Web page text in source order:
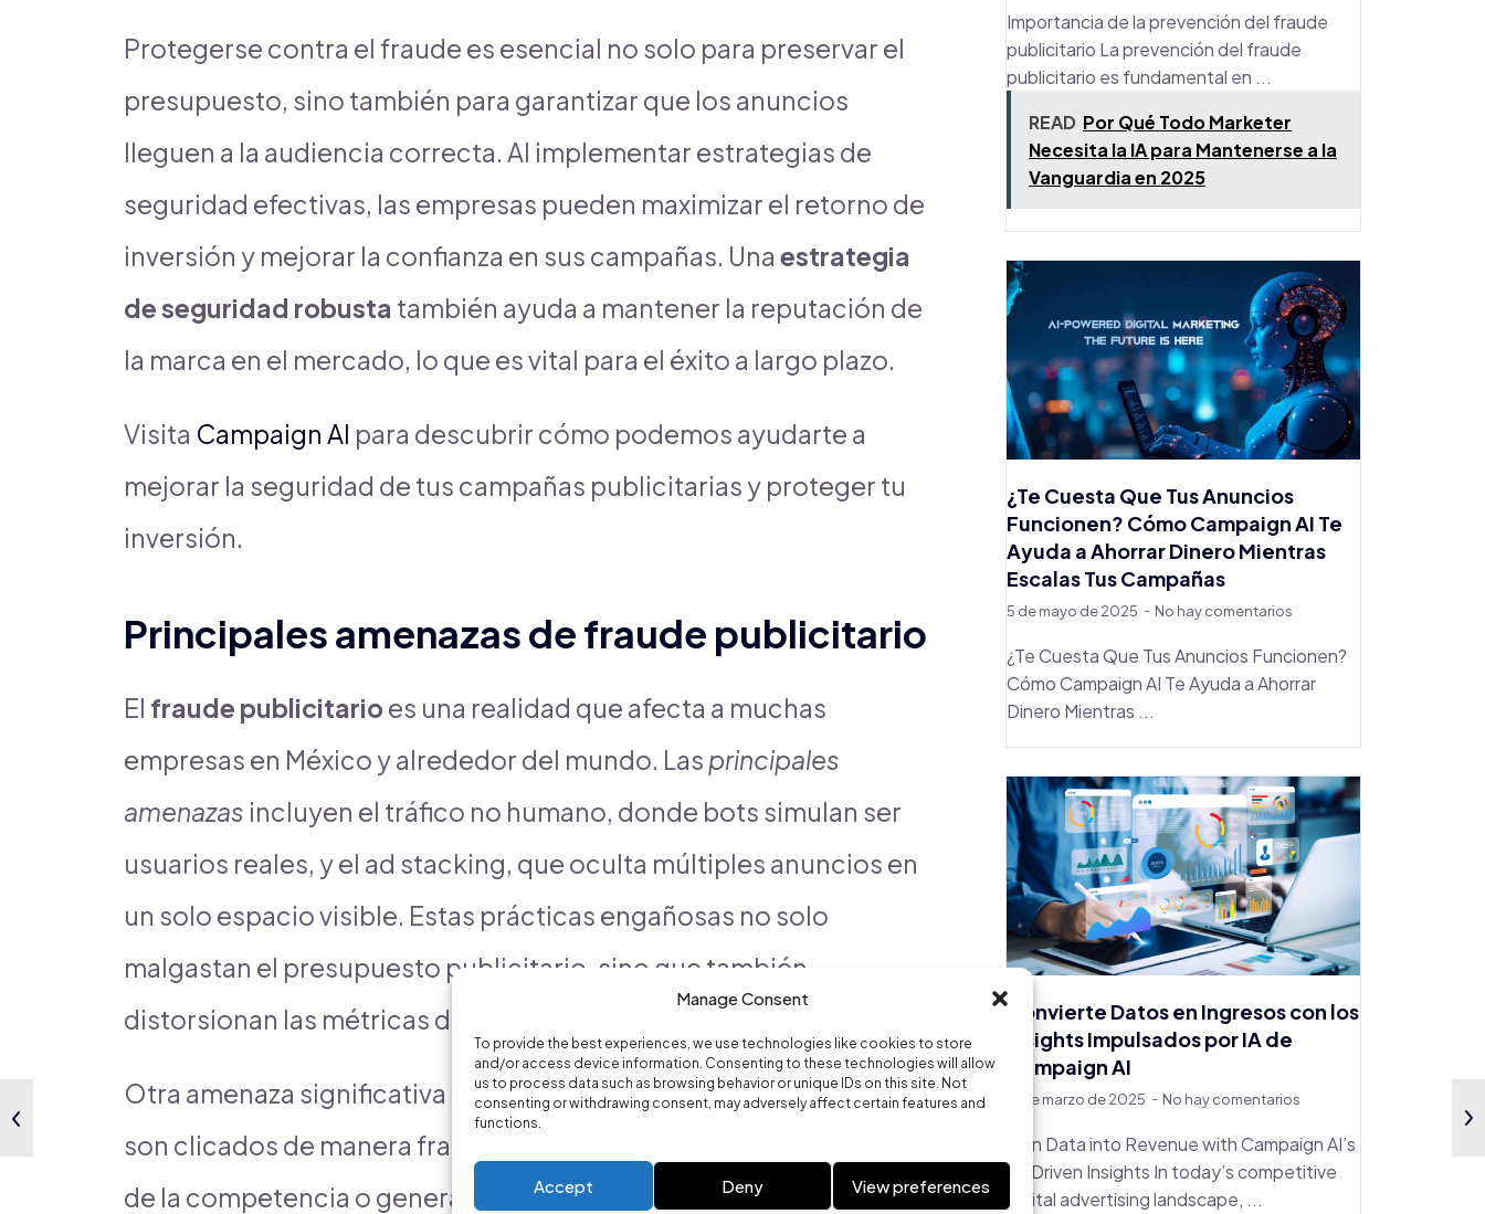
Manage Consent
To provide the best experiences, we use technologies like cookies to store
and/or access device information. Consenting to these technologies will allow
us to process data such as browsing behavior or unique IDs on this site. Not
consenting or withdrawing consent, may adversely affect certain features and
functions.
Accept Deny View preferences
Protegerse contra el fraude es esencial no solo para preservar el
presupuesto, sino también para garantizar que los anuncios
lleguen a la audiencia correcta. Al implementar estrategias de
seguridad efectivas, las empresas pueden maximizar el retorno de
inversión y mejorar la confianza en sus campañas. Una estrategia
de seguridad robusta también ayuda a mantener la reputación de
la marca en el mercado, lo que es vital para el éxito a largo plazo.
Visita Campaign AI para descubrir cómo podemos ayudarte a
mejorar la seguridad de tus campañas publicitarias y proteger tu
inversión.
Principales amenazas de fraude publicitario
El fraude publicitario es una realidad que afecta a muchas
empresas en México y alrededor del mundo. Las principales
amenazas incluyen el tráfico no humano, donde bots simulan ser
usuarios reales, y el ad stacking, que oculta múltiples anuncios en
un solo espacio visible. Estas prácticas engañosas no solo
malgastan el presupuesto publicitario, sino que también
distorsionan las métricas de rendimiento.
Otra amenaza significativa es el click fraud, donde los anuncios
son clicados de manera fraudulenta para agotar el presupuesto
de la competencia o generar ingresos falsos. Por último, el
Importancia de la prevención del fraude
publicitario La prevención del fraude
publicitario es fundamental en ...
READ Por Qué Todo Marketer
Necesita la IA para Mantenerse a la
Vanguardia en 2025
¿Te Cuesta Que Tus Anuncios
Funcionen? Cómo Campaign AI Te
Ayuda a Ahorrar Dinero Mientras
Escalas Tus Campañas
5 de mayo de 2025 No hay comentarios
¿Te Cuesta Que Tus Anuncios Funcionen?
Cómo Campaign AI Te Ayuda a Ahorrar
Dinero Mientras ...
Convierte Datos en Ingresos con los
Insights Impulsados por IA de
Campaign AI
17 de marzo de 2025 No hay comentarios
Turn Data into Revenue with Campaign AI’s
AI-Driven Insights In today’s competitive
digital advertising landscape, ...